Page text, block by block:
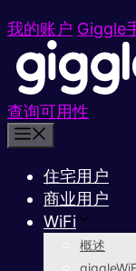
我的账户 Giggle
查询可用性
住宅用户
商业用户
WiFi
概述